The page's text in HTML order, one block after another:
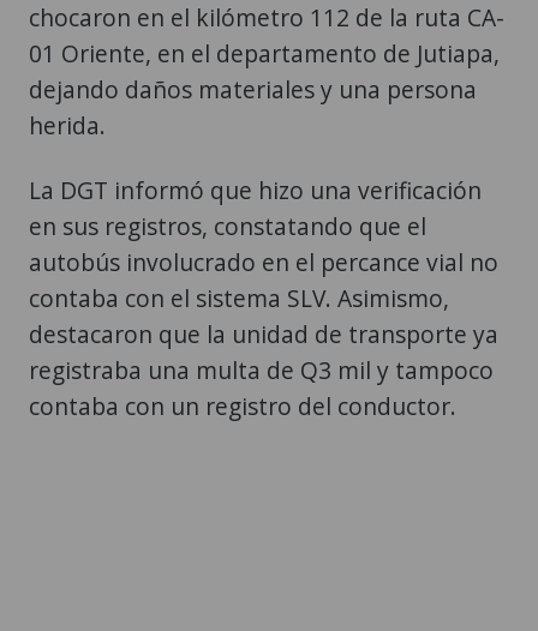
chocaron en el kilómetro 112 de la ruta CA-
01 Oriente, en el departamento de Jutiapa,
dejando daños materiales y una persona
herida.
La DGT informó que hizo una verificación
en sus registros, constatando que el
autobús involucrado en el percance vial no
contaba con el sistema SLV. Asimismo,
destacaron que la unidad de transporte ya
registraba una multa de Q3 mil y tampoco
contaba con un registro del conductor.